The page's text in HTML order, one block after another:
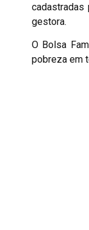
gestora.
O Bolsa
pobreza em